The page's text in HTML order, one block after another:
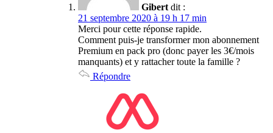
Gibert dit :
21 septembre 2020 à 19 h 17 min
Merci pour cette réponse rapide.
Comment puis-je transformer mon abonnement
Premium en pack pro (donc payer les 3€/mois
manquants) et y rattacher toute la famille ?
Répondre